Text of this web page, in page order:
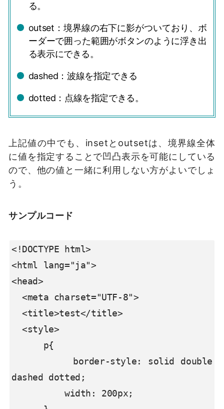
る。
outset：境界線の右下に影がついており、ボ
ーダーで囲った範囲がボタンのように浮き出
る表示にできる。
dashed：波線を指定できる
dotted：点線を指定できる。
上記値の中でも、insetとoutsetは、境界線全体
に値を指定することで凹凸表示を可能にしている
ので、他の値と一緒に利用しない方がよいでしょ
う。
サンプルコード
<!DOCTYPE html>
<html lang="ja">
<head>
  <meta charset="UTF-8">
  <title>test</title>
  <style>
dashed dotted;
          width: 200px;